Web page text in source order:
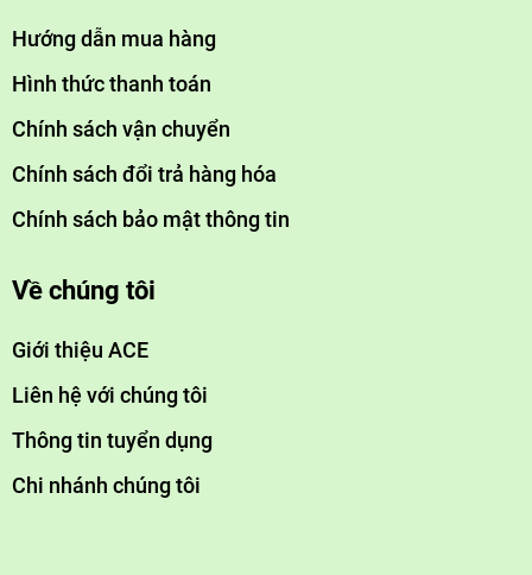
Hướng dẫn mua hàng
Hình thức thanh toán
Chính sách vận chuyển
Chính sách đổi trả hàng hóa
Chính sách bảo mật thông tin
Về chúng tôi
Giới thiệu ACE
Liên hệ với chúng tôi
Thông tin tuyển dụng
Chi nhánh chúng tôi